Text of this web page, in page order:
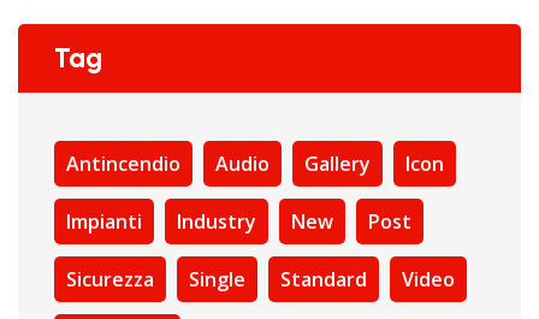
Tag
Antincendio Audio Gallery Icon
Impianti Industry New Post
Sicurezza Single Standard Video